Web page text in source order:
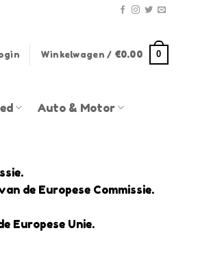
Winkelwagen / €0.00 0
Auto & Motor
de Europese Commissie.
Europese Unie.